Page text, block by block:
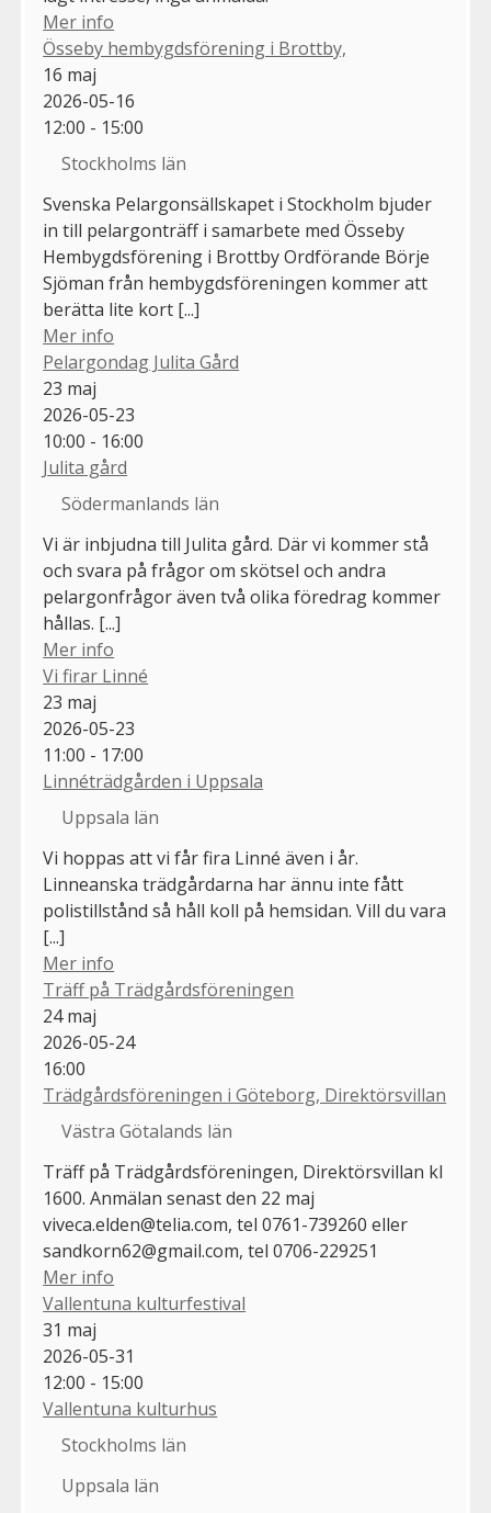
Mer info
Össeby hembygdsförening i Brottby,
16 maj
2026-05-16
12:00 - 15:00
Stockholms län
Svenska Pelargonsällskapet i Stockholm bjuder
in till pelargonträff i samarbete med Össeby
Hembygdsförening i Brottby Ordförande Börje
Sjöman från hembygdsföreningen kommer att
berätta lite kort [...]
Mer info
Pelargondag Julita Gård
23 maj
2026-05-23
10:00 - 16:00
Julita gård
Södermanlands län
Vi är inbjudna till Julita gård. Där vi kommer stå
och svara på frågor om skötsel och andra
pelargonfrågor även två olika föredrag kommer
hållas. [...]
Mer info
Vi firar Linné
23 maj
2026-05-23
11:00 - 17:00
Linnéträdgården i Uppsala
Uppsala län
Vi hoppas att vi får fira Linné även i år.
Linneanska trädgårdarna har ännu inte fått
polistillstånd så håll koll på hemsidan. Vill du vara
[...]
Mer info
Träff på Trädgårdsföreningen
24 maj
2026-05-24
16:00
Trädgårdsföreningen i Göteborg, Direktörsvillan
Västra Götalands län
Träff på Trädgårdsföreningen, Direktörsvillan kl
1600. Anmälan senast den 22 maj
viveca.elden@telia.com, tel 0761-739260 eller
sandkorn62@gmail.com, tel 0706-229251
Mer info
Vallentuna kulturfestival
31 maj
2026-05-31
12:00 - 15:00
Vallentuna kulturhus
Stockholms län
Uppsala län